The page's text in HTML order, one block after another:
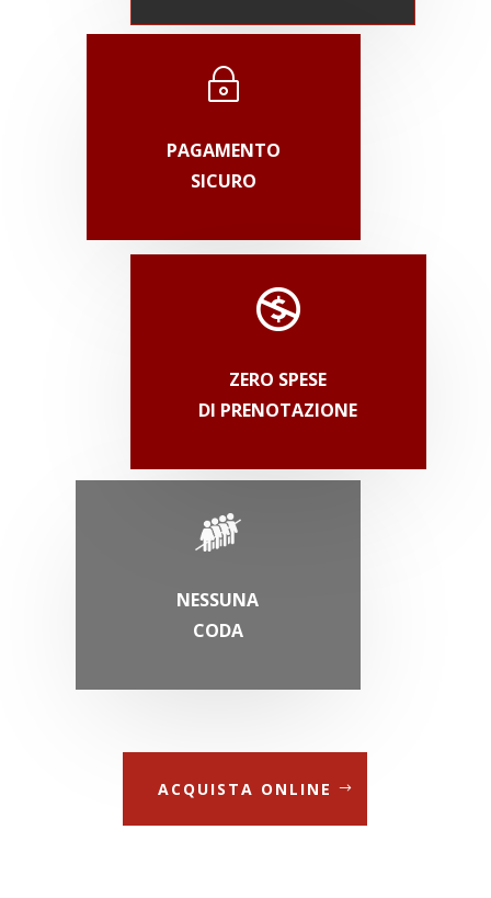
~
PAGAMENTO
SICURO
ZERO SPESE
DI PRENOTAZIONE
NESSUNA
CODA
ACQUISTA ONLINE